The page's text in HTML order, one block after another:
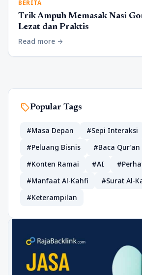
BERITA
Trik Ampuh Memasak Nasi
Lezat dan Praktis
Read more arrow_forward
sellPopular Tags
#Masa Depan
#Sepi Interaksi
#Peluang Bisnis
#Baca Qur’an
#Konten Ramai
#AI
#Manfaat Al-Kahfi
#Surat Al-
#Keterampilan